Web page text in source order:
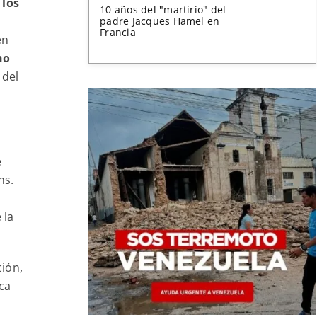
la
10 años del "martirio" del
padre Jacques Hamel en
Francia